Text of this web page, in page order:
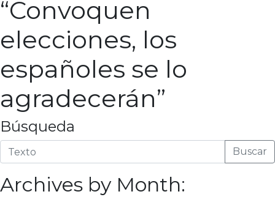
“Convoquen
elecciones, los
españoles se lo
agradecerán”
Búsqueda
Buscar
Archives by Month: